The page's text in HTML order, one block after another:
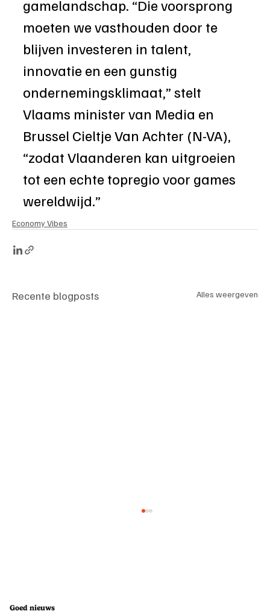
gamelandschap. “Die voorsprong
moeten we vasthouden door te
blijven investeren in talent,
innovatie en een gunstig
ondernemingsklimaat,” stelt
Vlaams minister van Media en
Brussel Cieltje Van Achter (N-VA),
“zodat Vlaanderen kan uitgroeien
tot een echte topregio voor games
wereldwijd.”
Economy Vibes
Recente blogposts Alles weergeven
Goed nieuws